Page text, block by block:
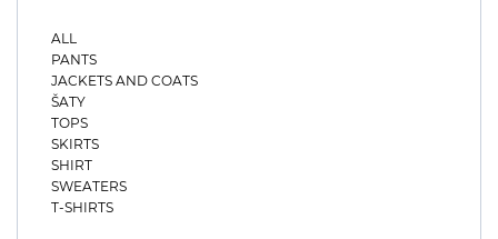
ALL
PANTS
JACKETS AND COATS
ŠATY
TOPS
SKIRTS
SHIRT
SWEATERS
T-SHIRTS